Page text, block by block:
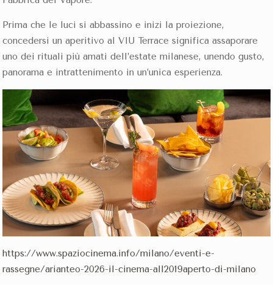
Prima che le luci si abbassino e inizi la proiezione,
concedersi un aperitivo al VIU Terrace significa assaporare
uno dei rituali più amati dell’estate milanese, unendo gusto,
panorama e intrattenimento in un’unica esperienza.
https://www.spaziocinema.info/milano/eventi-e-
rassegne/arianteo-2026-il-cinema-all2019aperto-di-milano